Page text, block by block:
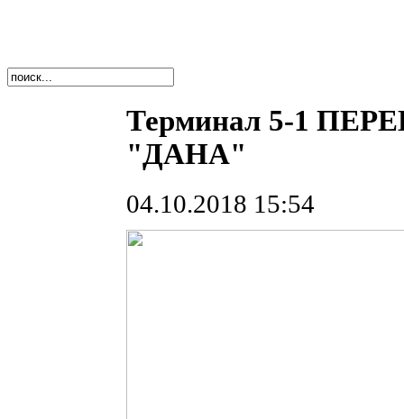
Терминал 5-1
"ДАНА"
04.10.2018 15:54